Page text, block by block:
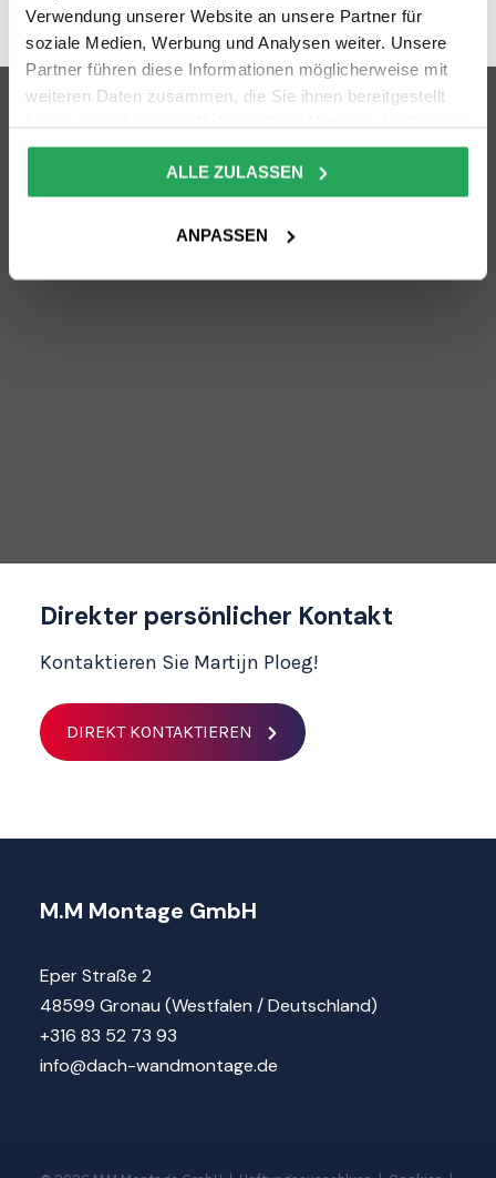
Verwendung unserer Website an unsere Partner für
soziale Medien, Werbung und Analysen weiter. Unsere
Partner führen diese Informationen möglicherweise mit
weiteren Daten zusammen, die Sie ihnen bereitgestellt
gesammelt haben.
ALLE ZULASSEN
ANPASSEN
Direkter persönlicher Kontakt
Kontaktieren Sie Martijn Ploeg!
DIREKT KONTAKTIEREN
M.M Montage GmbH
Eper Straße 2
48599 Gronau (Westfalen / Deutschland)
+316 83 52 73 93
info@dach-wandmontage.de